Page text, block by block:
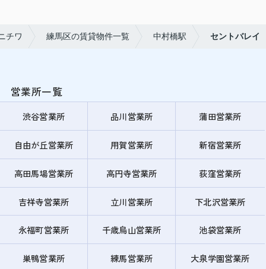
チワ 練馬区の賃貸物件一覧 中村橋駅 セントバレイ
営業所一覧
渋谷営業所 品川営業所 蒲田営業所
自由が丘営業所 用賀営業所 新宿営業所
高田馬場営業所 高円寺営業所 荻窪営業所
吉祥寺営業所 立川営業所 下北沢営業所
永福町営業所 千歳烏山営業所 池袋営業所
巣鴨営業所 練馬営業所 大泉学園営業所